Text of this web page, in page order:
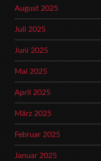
August 2025
Juli 2025
Juni 2025
Mai 2025
April 2025
März 2025
Februar 2025
Januar 2025